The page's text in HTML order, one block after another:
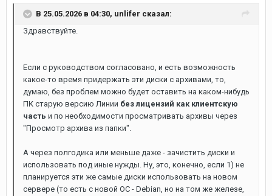
В 25.05.2026 в 04:30, unlifer сказал:
Здравствуйте.
Если с руководством согласовано, и есть возможность
какое-то время придержать эти диски с архивами, то,
думаю, без проблем можно будет оставить на каком-нибудь
ПК старую версию Линии без лицензий как клиентскую
часть и по необходимости просматривать архивы через
"Просмотр архива из папки".
А через полгодика или меньше даже - зачистить диски и
использовать под иные нужды. Ну, это, конечно, если 1) не
планируется эти же самые диски использовать на новом
сервере (то есть с новой ОС - Debian, но на том же железе,